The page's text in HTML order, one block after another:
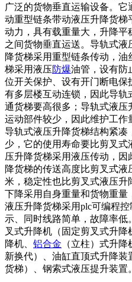
广泛的货物垂直运输设备。
动重型链条带动液压升降货
动力，具有载重量大，升降
之间货物垂直运送。导轨式
降货梯采用重型链条传动，
梯采用液压防爆油管，设有防
位开关保护、设有开门断电
有多层楼互动连锁，因此导
通货梯要高很多；导轨式液压
运动部件较少，因此维护工作
导轨式液压升降货梯结构紧
少，它的使用寿命要比剪叉
压升降货梯采用液压传动，
降货梯的传送高度比剪叉式
米，稳定性也比剪叉式液压
下降采用自身重量和货物重量
液压升降货梯采用plc可编程
示、同时线路简单，故障率
叉式升降机（固定剪叉式升
降机、 铝合金 （立柱）式升
新换代）、油缸直顶式升降装
货梯）、钢索式液压提升装置。